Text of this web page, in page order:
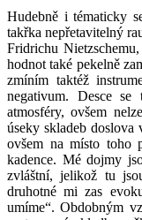
Hudebně i tématicky
takřka nepřetavitelný
Fridrichu
hodnot také pekelně
zmíním taktéž
negativum. Desce se
atmosféry, ovšem
úseky skladeb doslova
ovšem na místo toho
kadence. Mé dojmy
zvláštní, jelikož tu
druhotné mi zas
umíme“. Obdobným